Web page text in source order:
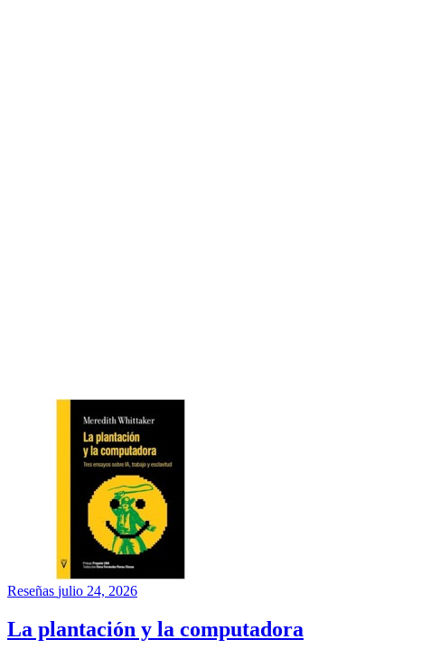
Reseñas julio 24, 2026
La plantación y la computadora